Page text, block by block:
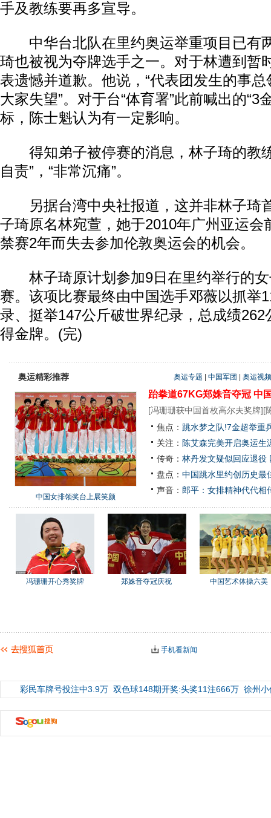
手及教练要再多宣导。
中华台北队在里约奥运举重项目已有
琦也被视为夺牌选手之一。对于林遭到暂
表遗憾并道歉。他说，“代表团发生的事
大家失望”。对于台“体育署”此前喊出的“3
标，陈士魁认为有一定影响。
得知弟子被停赛的消息，林子琦的教
自责”，“非常沉痛”。
另据台湾中央社报道，这并非林子琦
子琦原名林宛萱，她于2010年广州亚运会
禁赛2年而失去参加伦敦奥运会的机会。
林子琦原计划参加9日在里约举行的女
赛。该项比赛最终由中国选手邓薇以抓举
录、挺举147公斤破世界纪录，总成绩262
得金牌。(完)
奥运精彩推荐 奥运专题 中国军团 奥运视频
中国女排领奖台上展笑颜
跆拳道67KG郑姝音夺冠 中
[冯珊珊获中国首枚高尔夫奖牌][
焦点： 跳水梦之队!7金超举重
关注： 陈艾森完美开启奥运
传奇： 林丹发文疑似回应退役
盘点： 中国跳水里约创历史最
声音： 郎平：女排精神代代相
冯珊珊开心秀奖牌 郑姝音夺冠庆祝 中国艺术体操六美
手机看新闻
彩民车牌号投注中3.9万 双色球148期开奖:头奖11注666万 徐州